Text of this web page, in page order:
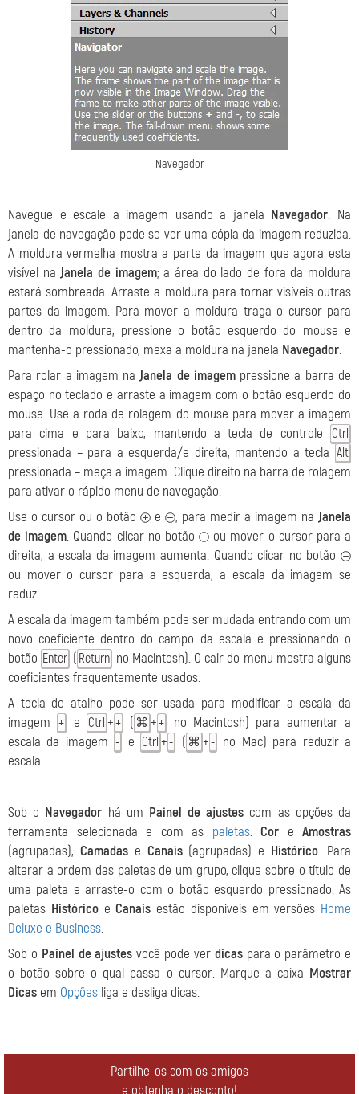
Navegador
Navegue e escale a imagem usando a janela Navegador. Na
janela de navegação pode se ver uma cópia da imagem reduzida.
A moldura vermelha mostra a parte da imagem que agora esta
visível na Janela de imagem; a área do lado de fora da moldura
estará sombreada. Arraste a moldura para tornar visíveis outras
partes da imagem. Para mover a moldura traga o cursor para
dentro da moldura, pressione o botão esquerdo do mouse e
mantenha-o pressionado, mexa a moldura na janela Navegador.
Para rolar a imagem na Janela de imagempressione a barra de
espaço no teclado e arraste a imagem com o botão esquerdo do
mouse. Use a roda de rolagem do mouse para mover a imagem
para cima e para baixo, mantendo a tecla de controle
Ctrl
pressionada – para a esquerda/e direita, mantendo a tecla Alt
pressionada – meça a imagem. Clique direito na barra de rolagem
para ativar o rápido menu de navegação.
Use o cursor ou o botão
e , para medir a imagem na Janela
de imagem. Quando clicar no botão
ou mover o cursor para a
direita, a escala da imagem aumenta. Quando clicar no botão
ou mover o cursor para a esquerda, a escala da imagem se
reduz.
A escala da imagem também pode ser mudada entrando com um
novo coeficiente dentro do campo da escala e pressionando o
botão Enter ( Return no Macintosh). O cair do menu mostra alguns
coeficientes frequentemente usados.
A tecla de atalho pode ser usada para modificar a escala da
imagem + e Ctrl ++ ( ⌘ ++
no Macintosh) para aumentar a
escala da imagem - e Ctrl +- ( ⌘ +- no Mac) para reduzir a
escala.
Sob o Navegador há um Painel de ajustes com as opções da
ferramenta selecionada e com as paletas: Cor e Amostras
(agrupadas), Camadase Canais(agrupadas) e Histórico. Para
alterar a ordem das paletas de um grupo, clique sobre o título de
uma paleta e arraste-o com o botão esquerdo pressionado. As
paletas HistóricoeCanais estão disponíveis em versões Home
Deluxe e Business.
Sob o Painel de ajustes você pode ver dicaspara o parâmetro e
o botão sobre o qual passa o cursor. Marque a caixa Mostrar
Dicas em Opções liga e desliga dicas.
Partilhe-os com os amigos
e obtenha o desconto!